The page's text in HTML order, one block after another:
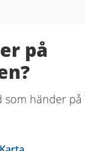
på
som händer